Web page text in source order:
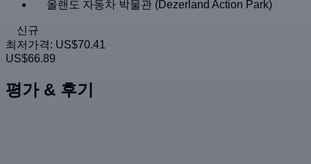
올랜도 자동차 박물관 (Dezerland Action Park)
신규
최저가격: US$70.41
US$66.89
평가 & 후기